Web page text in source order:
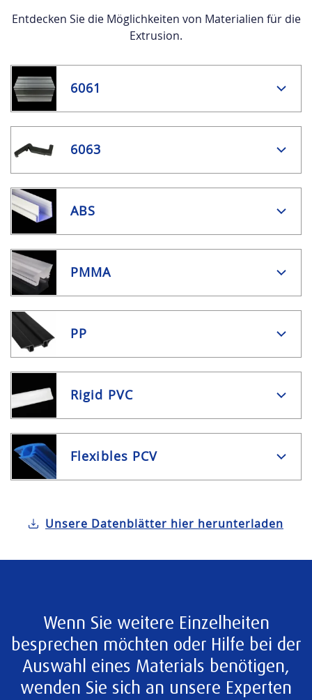
Entdecken Sie die Möglichkeiten von Materialien für die
Extrusion.
6061
6063
ABS
PMMA
PP
Rigid PVC
Flexibles PCV
Unsere Datenblätter hier herunterladen
Wenn Sie weitere Einzelheiten
besprechen möchten oder Hilfe bei der
Auswahl eines Materials benötigen,
wenden Sie sich an unsere Experten